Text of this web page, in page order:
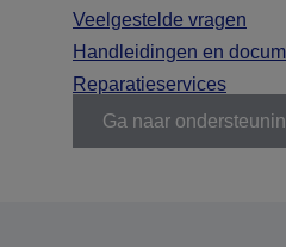
Veelgestelde vragen
Handleidingen en
Reparatieservices
Ga naar